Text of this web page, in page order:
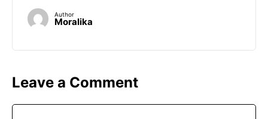
Author
Moralika
Leave a Comment